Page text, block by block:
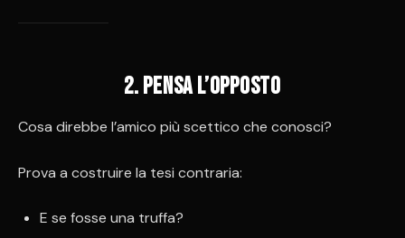
2️. Pensa l’opposto
Cosa direbbe l’amico più scettico che conosci?
Prova a costruire la tesi contraria:
E se fosse una truffa?